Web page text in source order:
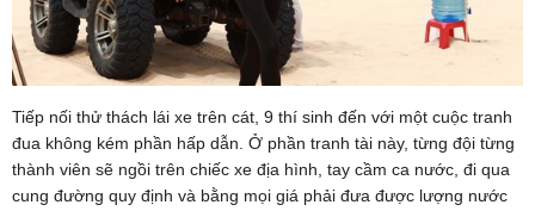
Tiếp nối thử thách lái xe trên cát, 9 thí sinh đến với một cuộc tranh
đua không kém phần hấp dẫn. Ở phần tranh tài này, từng đội từng
thành viên sẽ ngồi trên chiếc xe địa hình, tay cầm ca nước, đi qua
cung đường quy định và bằng mọi giá phải đưa được lượng nước